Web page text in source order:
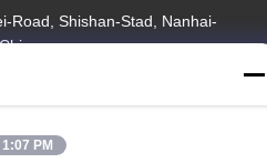
Road, Shishan-Stad, Nanhai-
1:07 PM